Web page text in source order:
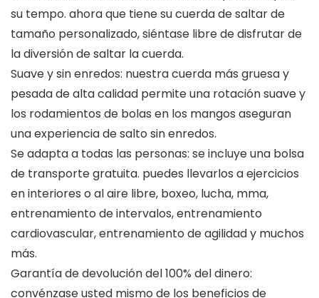
su tempo. ahora que tiene su cuerda de saltar de
tamaño personalizado, siéntase libre de disfrutar de
la diversión de saltar la cuerda.
Suave y sin enredos: nuestra cuerda más gruesa y
pesada de alta calidad permite una rotación suave y
los rodamientos de bolas en los mangos aseguran
una experiencia de salto sin enredos.
Se adapta a todas las personas: se incluye una bolsa
de transporte gratuita. puedes llevarlos a ejercicios
en interiores o al aire libre, boxeo, lucha, mma,
entrenamiento de intervalos, entrenamiento
cardiovascular, entrenamiento de agilidad y muchos
más.
Garantía de devolución del 100% del dinero:
convénzase usted mismo de los beneficios de